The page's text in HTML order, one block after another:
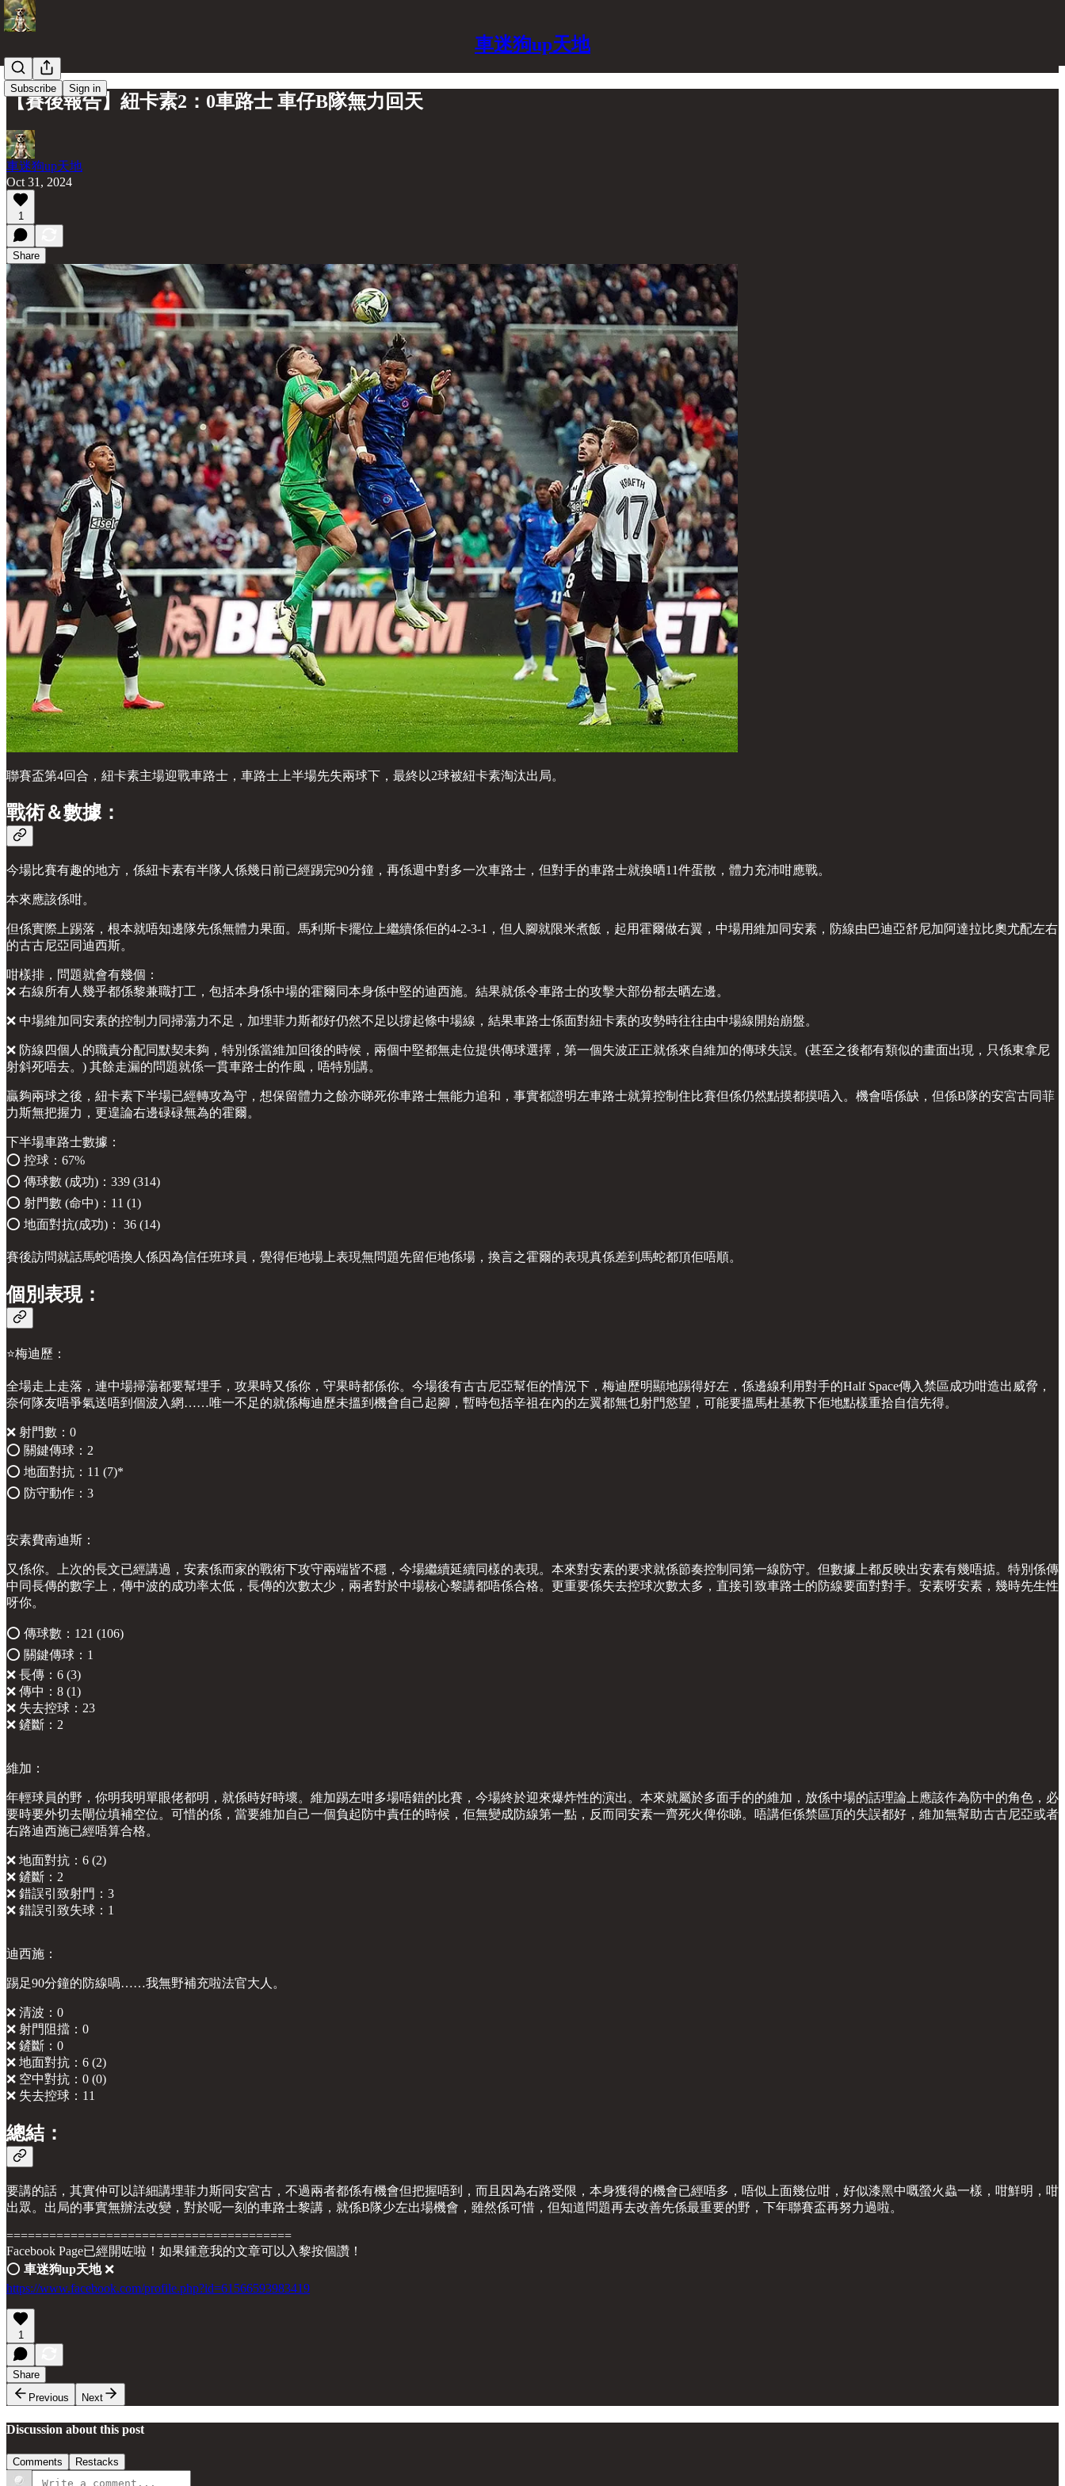
車迷狗up天地
Subscribe Sign in
【賽後報告】紐卡素2：0車路士 車仔B隊無力回天
車迷狗up天地
Oct 31, 2024
1
Share
聯賽盃第4回合，紐卡素主場迎戰車路士，車路士上半場先失兩球下，最終以2球被紐卡素淘汰出局。
戰術＆數據：
今場比賽有趣的地方，係紐卡素有半隊人係幾日前已經踢完90分鐘，再係週中對多一次車路士，但對手的車路士就換晒11件蛋散，體力充沛咁應戰。
本來應該係咁。
但係實際上踢落，根本就唔知邊隊先係無體力果面。馬利斯卡擺位上繼續係佢的4-2-3-1，但人腳就限米煮飯，起用霍爾做右翼，中場用維加同安素，防線由巴迪亞舒尼加阿達拉比奧尤配左右
的古古尼亞同迪西斯。
咁樣排，問題就會有幾個：
❌ 右線所有人幾乎都係黎兼職打工，包括本身係中場的霍爾同本身係中堅的迪西施。結果就係令車路士的攻擊大部份都去晒左邊。
❌ 中場維加同安素的控制力同掃蕩力不足，加埋菲力斯都好仍然不足以撐起條中場線，結果車路士係面對紐卡素的攻勢時往往由中場線開始崩盤。
❌ 防線四個人的職責分配同默契未夠，特別係當維加回後的時候，兩個中堅都無走位提供傳球選擇，第一個失波正正就係來自維加的傳球失誤。(甚至之後都有類似的畫面出現，只係東拿尼
射斜死唔去。) 其餘走漏的問題就係一貫車路士的作風，唔特別講。
贏夠兩球之後，紐卡素下半場已經轉攻為守，想保留體力之餘亦睇死你車路士無能力追和，事實都證明左車路士就算控制住比賽但係仍然點摸都摸唔入。機會唔係缺，但係B隊的安宮古同菲
力斯無把握力，更遑論右邊碌碌無為的霍爾。
下半場車路士數據：
⭕️ 控球：67%
⭕️ 傳球數 (成功)：339 (314)
⭕️ 射門數 (命中)：11 (1)
⭕️ 地面對抗(成功)： 36 (14)
賽後訪問就話馬蛇唔換人係因為信任班球員，覺得佢地場上表現無問題先留佢地係場，換言之霍爾的表現真係差到馬蛇都頂佢唔順。
個別表現：
⭐️梅迪歷：
全場走上走落，連中場掃蕩都要幫埋手，攻果時又係你，守果時都係你。今場後有古古尼亞幫佢的情況下，梅迪歷明顯地踢得好左，係邊線利用對手的Half Space傳入禁區成功咁造出威脅，
奈何隊友唔爭氣送唔到個波入網……唯一不足的就係梅迪歷未搵到機會自己起腳，暫時包括辛祖在內的左翼都無乜射門慾望，可能要搵馬杜基教下佢地點樣重拾自信先得。
❌ 射門數：0
⭕️ 關鍵傳球：2
⭕️ 地面對抗：11 (7)*
⭕️ 防守動作：3
安素費南迪斯：
又係你。上次的長文已經講過，安素係而家的戰術下攻守兩端皆不穩，今場繼續延續同樣的表現。本來對安素的要求就係節奏控制同第一線防守。但數據上都反映出安素有幾唔掂。特別係傳
中同長傳的數字上，傳中波的成功率太低，長傳的次數太少，兩者對於中場核心黎講都唔係合格。更重要係失去控球次數太多，直接引致車路士的防線要面對對手。安素呀安素，幾時先生性
呀你。
⭕️ 傳球數：121 (106)
⭕️ 關鍵傳球：1
❌ 長傳：6 (3)
❌ 傳中：8 (1)
❌ 失去控球：23
❌ 鏟斷：2
維加：
年輕球員的野，你明我明單眼佬都明，就係時好時壞。維加踢左咁多場唔錯的比賽，今場終於迎來爆炸性的演出。本來就屬於多面手的的維加，放係中場的話理論上應該作為防中的角色，必
要時要外切去閘位填補空位。可惜的係，當要維加自己一個負起防中責任的時候，佢無變成防線第一點，反而同安素一齊死火俾你睇。唔講佢係禁區頂的失誤都好，維加無幫助古古尼亞或者
右路迪西施已經唔算合格。
❌ 地面對抗：6 (2)
❌ 鏟斷：2
❌ 錯誤引致射門：3
❌ 錯誤引致失球：1
迪西施：
踢足90分鐘的防線喎……我無野補充啦法官大人。
❌ 清波：0
❌ 射門阻擋：0
❌ 鏟斷：0
❌ 地面對抗：6 (2)
❌ 空中對抗：0 (0)
❌ 失去控球：11
總結：
要講的話，其實仲可以詳細講埋菲力斯同安宮古，不過兩者都係有機會但把握唔到，而且因為右路受限，本身獲得的機會已經唔多，唔似上面幾位咁，好似漆黑中嘅螢火蟲一樣，咁鮮明，咁
出眾。出局的事實無辦法改變，對於呢一刻的車路士黎講，就係B隊少左出場機會，雖然係可惜，但知道問題再去改善先係最重要的野，下年聯賽盃再努力過啦。
========================================
Facebook Page已經開咗啦！如果鍾意我的文章可以入黎按個讚！
⭕️ 車迷狗up天地❌
https://www.facebook.com/profile.php?id=61566593983419
1
Share
Previous
Next
Discussion about this post
Comments Restacks